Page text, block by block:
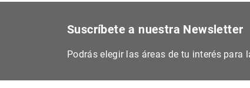
Suscríbete a nuestra Newsletter
Podrás elegir las áreas de tu interés